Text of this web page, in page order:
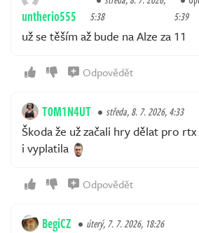
untherio555
5:38
5:39
už se těším až bude na Alze za 11
Odpovědět
T0M1N4UT středa, 8. 7. 2026, 4:33
Škoda že už začali hry dělat pro
i vyplatila
Odpovědět
BegiCZ úterý, 7. 7. 2026, 18:26